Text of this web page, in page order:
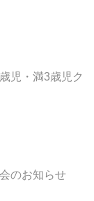
児・満3歳児ク
のお知らせ